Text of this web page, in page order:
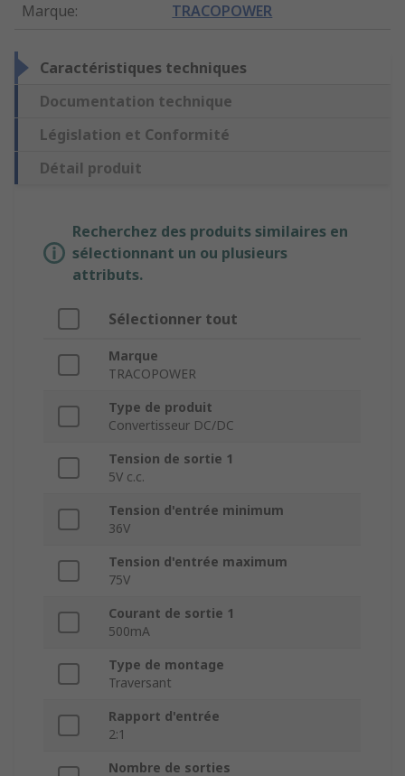
Marque: TRACOPOWER
Caractéristiques techniques
Documentation technique
Législation et Conformité
Détail produit
Recherchez des produits similaires en
sélectionnant un ou plusieurs
attributs.
Sélectionner tout
Marque
TRACOPOWER
Type de produit
Convertisseur DC/DC
Tension de sortie 1
5V c.c.
Tension d'entrée minimum
36V
Tension d'entrée maximum
75V
Courant de sortie 1
500mA
Type de montage
Traversant
Rapport d'entrée
2:1
Nombre de sorties